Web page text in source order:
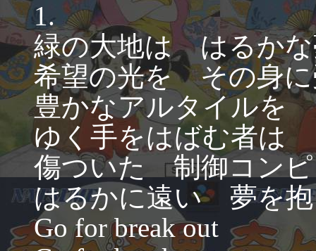
1.
緑の大地は はるか
希望の光を その身に
豊かなアルタイルを
ゆく手をはばむ者は
傷ついた 制御コンピ
はるかに遠い 夢を
Go for break out